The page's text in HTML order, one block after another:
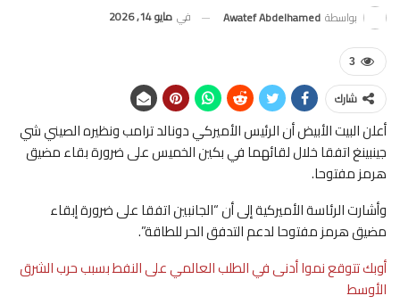
بواسطة Awatef Abdelhamed في مايو 14, 2026
3
شارك
أعلن البيت الأبيض أن الرئيس الأميركي دونالد ترامب ونظيره الصيني شي
جينبينغ اتفقا خلال لقائهما في بكين الخميس على ضرورة بقاء مضيق
هرمز مفتوحا.
وأشارت الرئاسة الأميركية إلى أن “الجانبين اتفقا على ضرورة إبقاء
مضيق هرمز مفتوحا لدعم التدفق الحر للطاقة”.
أوبك تتوقع نموا أدنى في الطلب العالمي على النفط بسبب حرب الشرق
الأوسط